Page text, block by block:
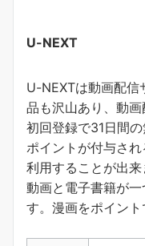
U-NEXT
U-NEXTは動画配信
品も沢山あり、動画
初回登録で31日間
ポイントが付与さ
利用することが出来
動画と電子書籍が
す。 漫画をポイン